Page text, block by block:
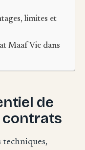
limites et
Maaf Vie dans
de
contrats
techniques,